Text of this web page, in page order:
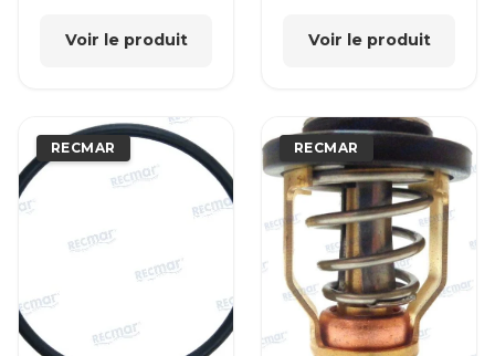
Voir le produit Voir le produit
RECMAR RECMAR